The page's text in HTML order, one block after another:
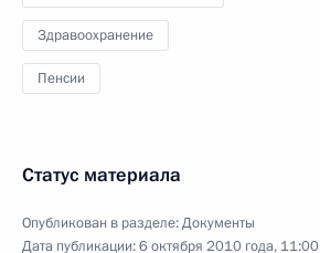
Здравоохранение
Пенсии
Статус материала
Опубликован в разделе:Документы
Дата публикации:6 октября 2010 года, 11:00